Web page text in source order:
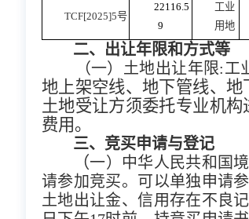
TCF[2025]5号
22116.5
9
工业
用地
二、出让年限和方式等
（一）土地出让年限:
地上架空线、地下管线、地
土地受让方须委托专业机
费用。
三、竞买申请与登记
（一）中华人民共和国
请参加竞买。可以单独申请
土地出让金、信用存在不良